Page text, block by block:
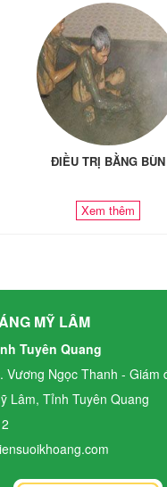
ĐIỀU TRỊ BẰNG BÙN
Xem thêm
MỸ LÂM
Tuyên Quang
Vương Ngọc Thanh - Giám
Lâm, Tỉnh Tuyên Quang